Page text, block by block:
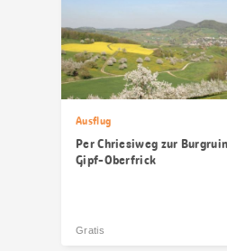
Ausflug
Per Chriesiweg zur
Gipf-Oberfrick
Gratis